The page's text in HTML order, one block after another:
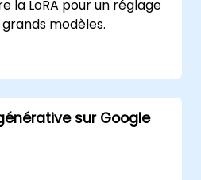
la LoRA pour un réglage
modèles.
ressources limitées.
des modèles ajustés
applications pratiques.
sur Google